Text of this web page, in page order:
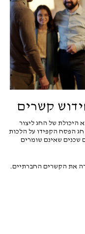
קשרים
היכולת של החג ליצור
הפסח הקפידו על הלכות
שכנים שאינם שומרים
את הקשרים החברתיים.